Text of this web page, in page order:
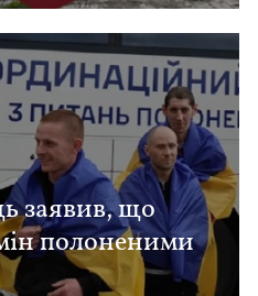
заявив, що
полоненими